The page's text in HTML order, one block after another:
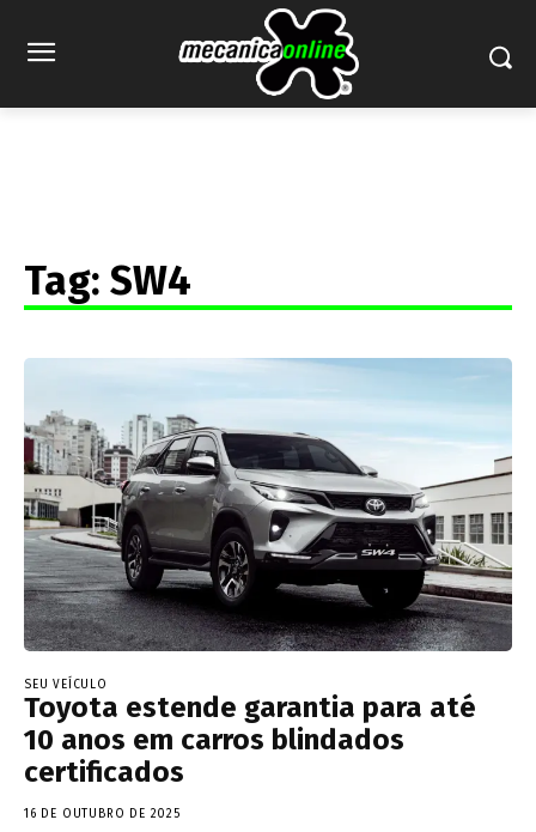
Tag: SW4
SEU VEÍCULO
Toyota estende garantia para até
10 anos em carros blindados
certificados
16 DE OUTUBRO DE 2025